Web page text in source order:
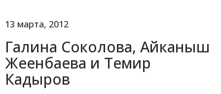
13 марта, 2012
Галина Соколова, Айканыш
Жеенбаева и Темир
Кадыров